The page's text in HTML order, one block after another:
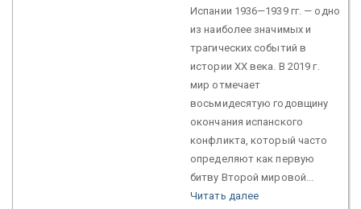
Испании 1936—1939 гг. — одно
из наиболее значимых и
трагических событий в
истории ХХ века. В 2019 г.
мир отмечает
восьмидесятую годовщину
окончания испанского
конфликта, который часто
определяют как первую
битву Второй мировой...
Читать далее